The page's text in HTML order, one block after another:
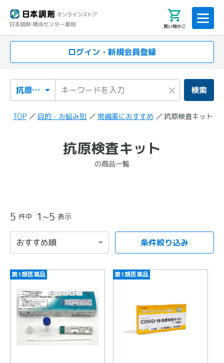
買い物かご
ログイン・新規会員登録
検索カテゴリ
検索キーワード × 検索
TOP 目的・お悩み別 常備薬におすすめ 抗原検査キット
「抗原検査キット」
の商品一覧抗原検査キット
の商品一覧
5 件中 1~5 表示
項目を選択すると自動的に内容が更新されます。
条件絞り込み
第1類医薬品 第1類医薬品